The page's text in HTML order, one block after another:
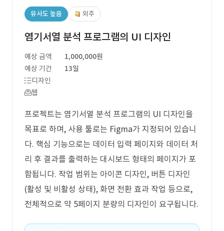
유사도 높음 외주
염기서열 분석 프로그램의 UI 디자인
예상 금액
1,000,000원
예상 기간
13일
디자인
웹
프로젝트는 염기서열 분석 프로그램의 UI 디자인을
목표로 하며, 사용 툴로는 Figma가 지정되어 있습니
다. 핵심 기능으로는 데이터 입력 페이지와 데이터 처
리 후 결과를 출력하는 대시보드 형태의 페이지가 포
함됩니다. 작업 범위는 아이콘 디자인, 버튼 디자인
(활성 및 비활성 상태), 화면 전환 효과 작업 등으로,
전체적으로 약 5페이지 분량의 디자인이 요구됩니다.